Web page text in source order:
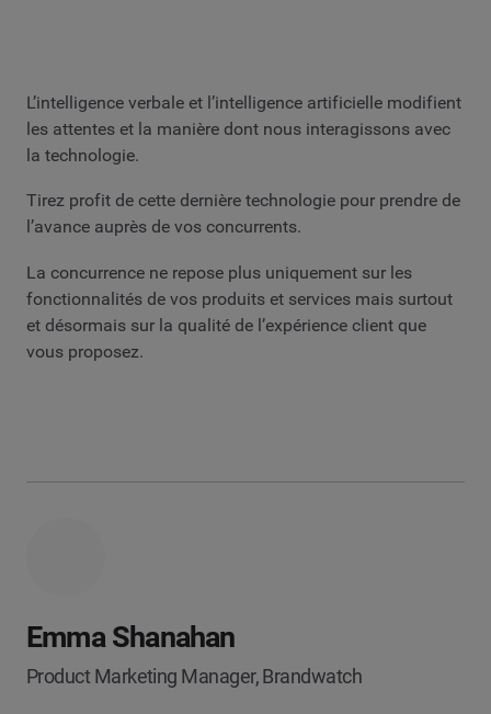
L’intelligence verbale et l’intelligence artificielle modifient
les attentes et la manière dont nous interagissons avec
la technologie.
Tirez profit de cette dernière technologie pour prendre de
l’avance auprès de vos concurrents.
La concurrence ne repose plus uniquement sur les
fonctionnalités de vos produits et services mais surtout
et désormais sur la qualité de l’expérience client que
vous proposez.
Emma Shanahan
Product Marketing Manager, Brandwatch